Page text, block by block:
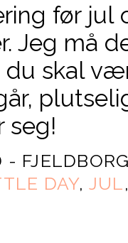
før jul
Jeg må
skal
seg!
-
DAY, JUL